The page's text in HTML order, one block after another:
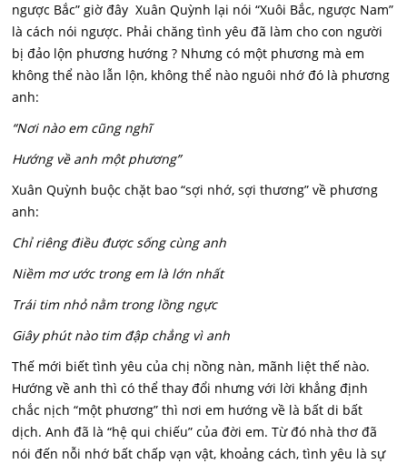
ngược Bắc” giờ đây Xuân Quỳnh lại nói “Xuôi Bắc, ngược Nam”
là cách nói ngược. Phải chăng tình yêu đã làm cho con người
bị đảo lộn phương hướng ? Nhưng có một phương mà em
không thể nào lẫn lộn, không thể nào nguôi nhớ đó là phương
anh:
“Nơi nào em cũng nghĩ
Hướng về anh một phương”
Xuân Quỳnh buộc chặt bao “sợi nhớ, sợi thương” về phương
anh:
Chỉ riêng điều được sống cùng anh
Niềm mơ ước trong em là lớn nhất
Trái tim nhỏ nằm trong lồng ngực
Giây phút nào tim đập chẳng vì anh
Thế mới biết tình yêu của chị nồng nàn, mãnh liệt thế nào.
Hướng về anh thì có thể thay đổi nhưng với lời khẳng định
chắc nịch “một phương” thì nơi em hướng về là bất di bất
dịch. Anh đã là “hệ qui chiếu” của đời em. Từ đó nhà thơ đã
nói đến nỗi nhớ bất chấp vạn vật, khoảng cách, tình yêu là sự